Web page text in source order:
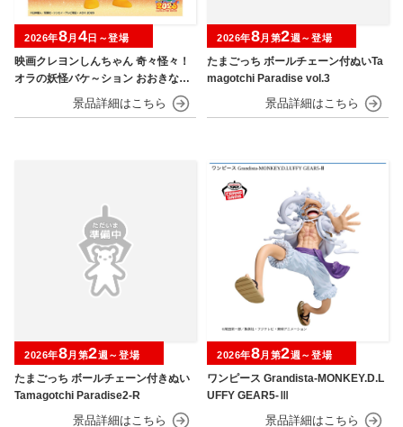
映画クレヨンしんちゃん 奇々怪々！
オラの妖怪バケ～ション おおきなSO
FVIMATES～野原しんのすけ～
2026年8月 4日～登場
たまごっち ボールチェーン付ぬいTa
magotchi Paradise vol.3
2026年8月第2週～登場
たまごっち ボールチェーン付きぬい
Tamagotchi Paradise2-R
2026年8月第2週～登場
ワンピース Grandista-MONKEY.D.L
UFFY GEAR5-Ⅲ
2026年8月第2週～登場